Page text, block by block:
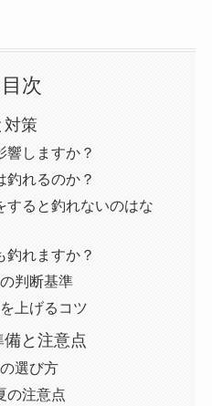
目次
対策
響しますか？
釣れるのか？
すると釣れないのはな
釣れますか？
判断基準
上げるコツ
と注意点
選び方
の注意点